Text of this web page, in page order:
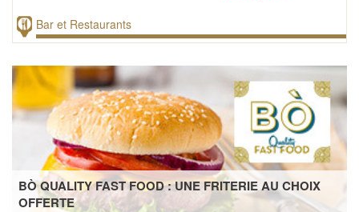
Bar et Restaurants
BÒ QUALITY FAST FOOD : UNE FRITERIE AU CHOIX
OFFERTE